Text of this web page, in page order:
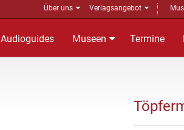
Über uns Verlagsangebot
Audioguides Museen Termine